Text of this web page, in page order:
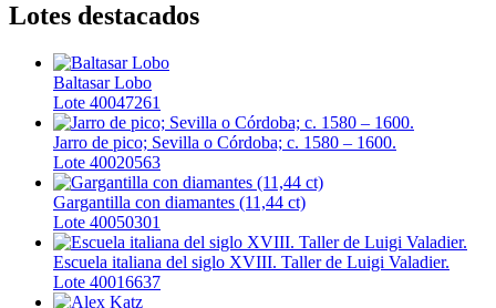
Lotes destacados
Baltasar Lobo
Lote 40047261
Jarro de pico; Sevilla o Córdoba; c. 1580 – 1600.
Lote 40020563
Gargantilla con diamantes (11,44 ct)
Lote 40050301
Escuela italiana del siglo XVIII. Taller de Luigi Valadier.
Lote 40016637